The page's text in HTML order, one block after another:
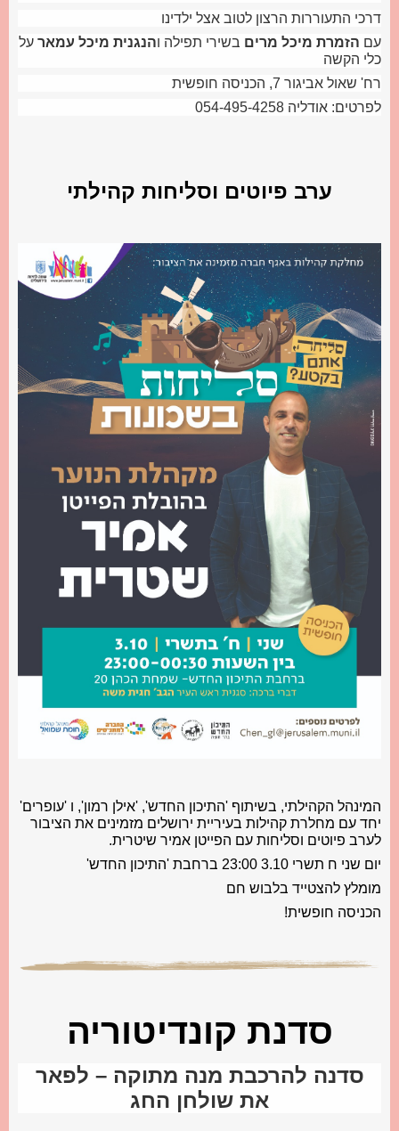
דרכי התעוררות הרצון לטוב אצל ילדינו
עם הזמרת מיכל מרים בשירי תפילה והנגנית מיכל עמאר על
כלי הקשה
רח' שאול אביגור 7, הכניסה חופשית
לפרטים: אודליה 054-495-4258
ערב פיוטים וסליחות קהילתי
המינהל הקהילתי, בשיתוף 'התיכון החדש', 'אילן רמון', ו 'עופרים'
יחד עם מחלרת קהילות בעיריית ירושלים מזמינים את הציבור
לערב פיוטים וסליחות עם הפייטן אמיר שיטרית.
יום שני ח תשרי 3.10 23:00 ברחבת 'התיכון החדש'
מומלץ להצטייד בלבוש חם
הכניסה חופשית!
סדנת קונדיטוריה
סדנה להרכבת מנה מתוקה – לפאר
את שולחן החג